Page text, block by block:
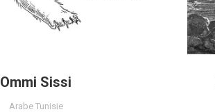
Ommi Sissi
Arabe Tunisie